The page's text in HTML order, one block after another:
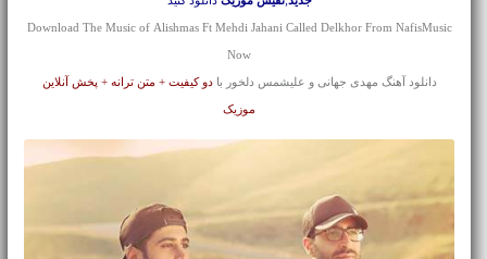
Download The Music of Alishmas Ft Mehdi Jahani Called Delkhor From NafisMusic
Now
دانلود آهنگ مهدی جهانی و علیشمس دلخور بادو کیفیت + متن ترانه + پخش آنلاین
موزیک